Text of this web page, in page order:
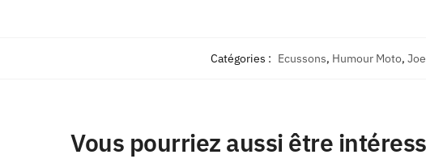
Catégories : Ecussons, Humour Moto,
Vous pourriez aussi être